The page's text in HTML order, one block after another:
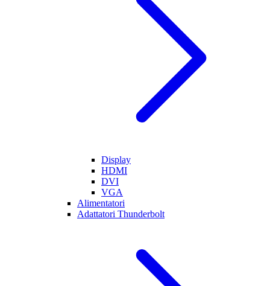
Display
HDMI
DVI
VGA
Alimentatori
Adattatori Thunderbolt